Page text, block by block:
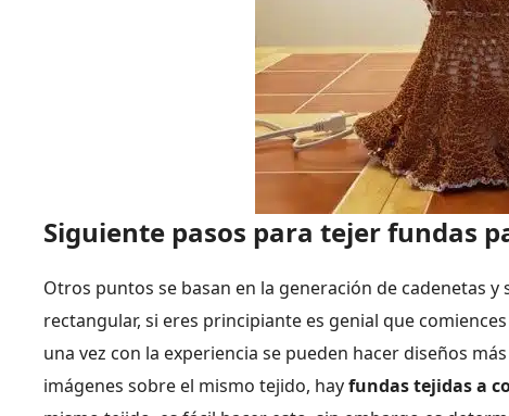
Siguiente pasos para tejer fundas
Otros puntos se basan en la generación de cadenetas
rectangular, si eres principiante es genial que
una vez con la experiencia se pueden hacer diseños
imágenes sobre el mismo tejido, hayfundas tejidas a